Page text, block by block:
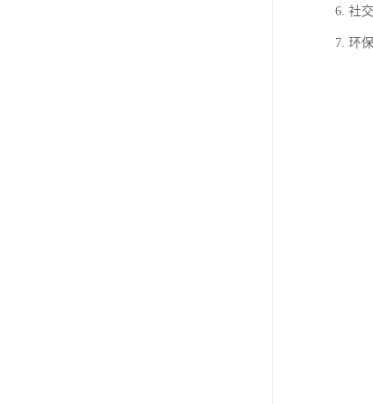
6. 社
7. 环